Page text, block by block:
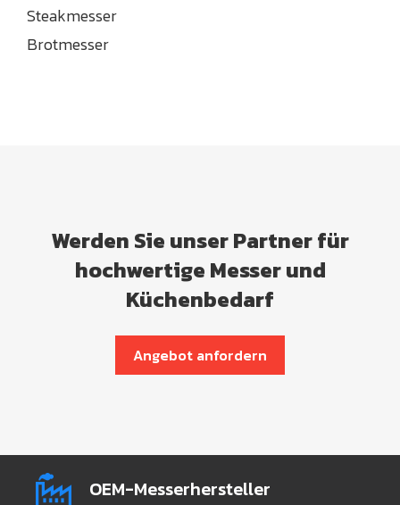
Steakmesser
Brotmesser
Werden Sie unser Partner für
hochwertige Messer und
Küchenbedarf
Angebot anfordern
OEM-Messerhersteller